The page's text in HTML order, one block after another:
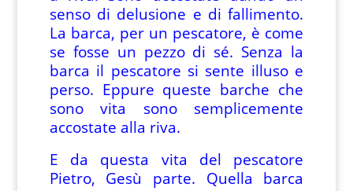
senso di delusione e di fallimento.
La barca, per un pescatore, è come
se fosse un pezzo di sé. Senza la
barca il pescatore si sente illuso e
perso. Eppure queste barche che
sono vita sono semplicemente
accostate alla riva.
E da questa vita del pescatore
Pietro, Gesù parte. Quella barca